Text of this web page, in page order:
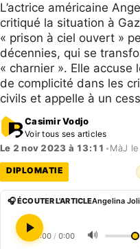
L’actrice américaine
critiqué la situation à
« prison à ciel ouvert »
décennies, qui se
« charnier ». Elle
de complicité dans les
civils et appelle à un
Casimir Vodjo
Voir tous ses articles
Le 2 nov 2023 à 13:11 •MàJ
DIPLOMATIE
🎧 ÉCOUTER L'ARTICLE
0:00 / 0:00 🔊